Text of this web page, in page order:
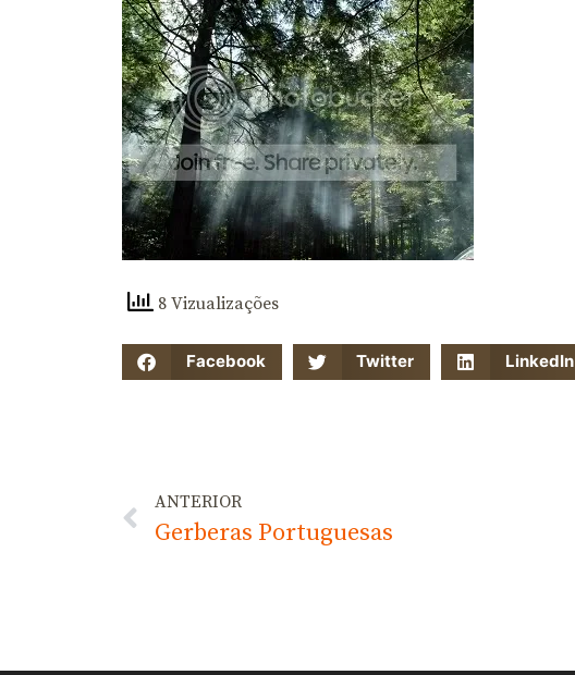
8 Vizualizações
Facebook Twitter LinkedIn
ANTERIOR
Gerberas Portuguesas